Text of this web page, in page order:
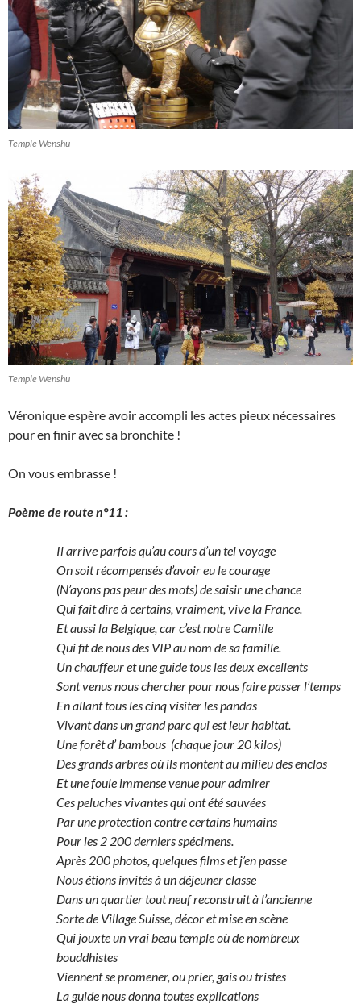
Temple Wenshu
Temple Wenshu
Véronique espère avoir accompli les actes pieux nécessaires
pour en finir avec sa bronchite !
On vous embrasse !
Poème de route n°11 :
Il arrive parfois qu’au cours d’un tel voyage
On soit récompensés d’avoir eu le courage
(N’ayons pas peur des mots) de saisir une chance
Qui fait dire à certains, vraiment, vive la France.
Et aussi la Belgique, car c’est notre Camille
Qui fit de nous des VIP au nom de sa famille.
Un chauffeur et une guide tous les deux excellents
Sont venus nous chercher pour nous faire passer l’temps
En allant tous les cinq visiter les pandas
Vivant dans un grand parc qui est leur habitat.
Une forêt d’ bambous (chaque jour 20 kilos)
Des grands arbres où ils montent au milieu des enclos
Et une foule immense venue pour admirer
Ces peluches vivantes qui ont été sauvées
Par une protection contre certains humains
Pour les 2 200 derniers spécimens.
Après 200 photos, quelques films et j’en passe
Nous étions invités à un déjeuner classe
Dans un quartier tout neuf reconstruit à l’ancienne
Sorte de Village Suisse, décor et mise en scène
Qui jouxte un vrai beau temple où de nombreux
bouddhistes
Viennent se promener, ou prier, gais ou tristes
La guide nous donna toutes explications